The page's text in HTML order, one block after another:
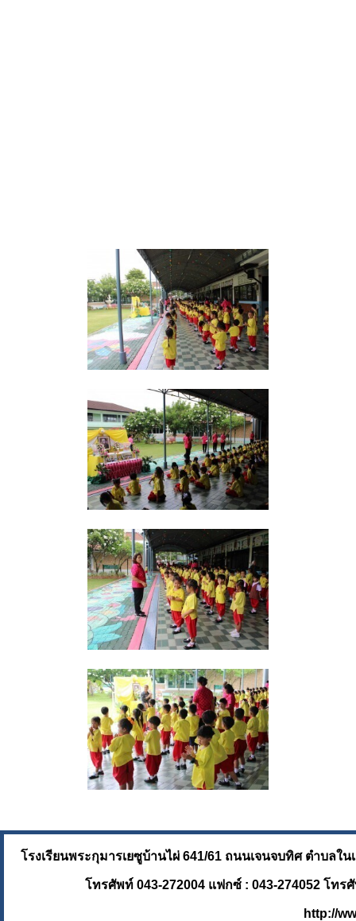
โรงเรียนพระกุมารเยซูบ้านไผ่ 641/61 ถนนเจนจบทิ
โทรศัพท์ 043-272004 แฟกซ์ : 043-274052 โทรศั
http://